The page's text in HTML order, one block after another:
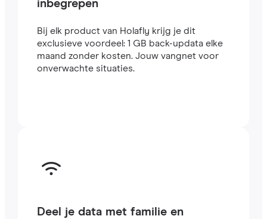
inbegrepen
Bij elk product van Holafly krijg je dit
exclusieve voordeel: 1 GB back-updata elke
maand zonder kosten. Jouw vangnet voor
onverwachte situaties.
Deel je data met familie en